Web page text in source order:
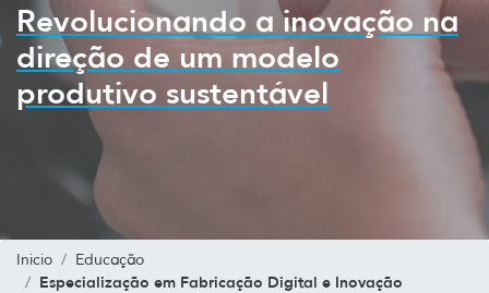
Revolucionando a inovação na
direção de um modelo
produtivo sustentável
Inicio Educação
Especialização em Fabricação Digital e Inovação